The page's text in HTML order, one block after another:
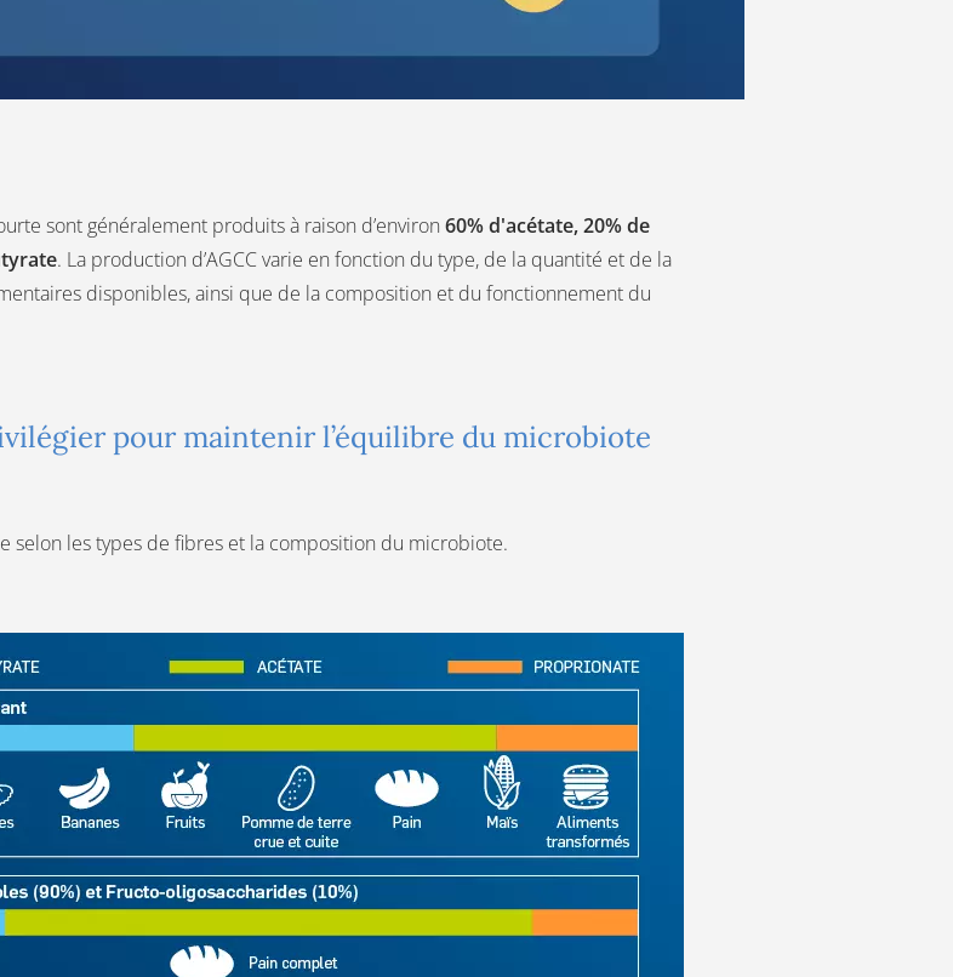
sont généralement produits à raison d’environ 60% d'acétate, 20% de
. La production d’AGCC varie en fonction du type, de la quantité et de la
disponibles, ainsi que de la composition et du fonctionnement du
pour maintenir l’équilibre du microbiote
selon les types de fibres et la composition du microbiote.